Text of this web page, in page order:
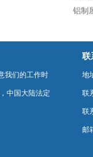
铝制
我们的工作时
中国大陆法定
联
地
联
联
邮